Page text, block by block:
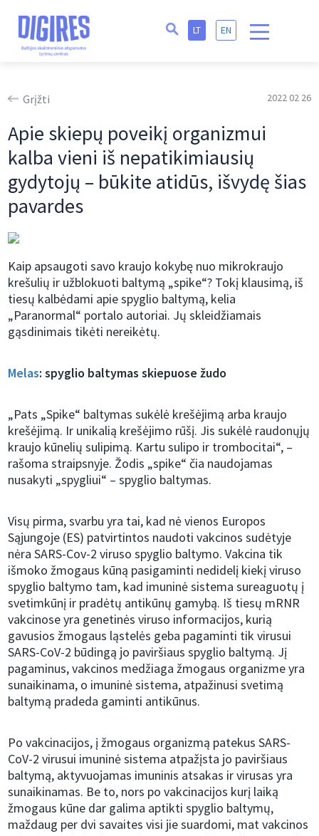
LT EN
Grįžti 2022 02 26
Apie skiepų poveikį organizmui
kalba vieni iš nepatikimiausių
gydytojų – būkite atidūs, išvydę šias
pavardes
Kaip apsaugoti savo kraujo kokybę nuo mikrokraujo
krešulių ir užblokuoti baltymą „spike“? Tokį klausimą, iš
tiesų kalbėdami apie spyglio baltymą, kelia
„Paranormal“ portalo autoriai. Jų skleidžiamais
gąsdinimais tikėti nereikėtų.
Melas: spyglio baltymas skiepuose žudo
„Pats „Spike“ baltymas sukėlė krešėjimą arba kraujo
krešėjimą. Ir unikalią krešėjimo rūšį. Jis sukėlė raudonųjų
kraujo kūnelių sulipimą. Kartu sulipo ir trombocitai“, –
rašoma straipsnyje. Žodis „spike“ čia naudojamas
nusakyti „spygliui“ – spyglio baltymas.
Visų pirma, svarbu yra tai, kad nė vienos Europos
Sąjungoje (ES) patvirtintos naudoti vakcinos sudėtyje
nėra SARS-Cov-2 viruso spyglio baltymo. Vakcina tik
išmoko žmogaus kūną pasigaminti nedidelį kiekį viruso
spyglio baltymo tam, kad imuninė sistema sureaguotų į
svetimkūnį ir pradėtų antikūnų gamybą. Iš tiesų mRNR
vakcinose yra genetinės viruso informacijos, kurią
gavusios žmogaus ląstelės geba pagaminti tik virusui
SARS-CoV-2 būdingą jo paviršiaus spyglio baltymą. Jį
pagaminus, vakcinos medžiaga žmogaus organizme yra
sunaikinama, o imuninė sistema, atpažinusi svetimą
baltymą pradeda gaminti antikūnus.
Po vakcinacijos, į žmogaus organizmą patekus SARS-
CoV-2 virusui imuninė sistema atpažįsta jo paviršiaus
baltymą, aktyvuojamas imuninis atsakas ir virusas yra
sunaikinamas. Be to, nors po vakcinacijos kurį laiką
žmogaus kūne dar galima aptikti spyglio baltymų,
maždaug per dvi savaites visi jie suardomi, mat vakcinos